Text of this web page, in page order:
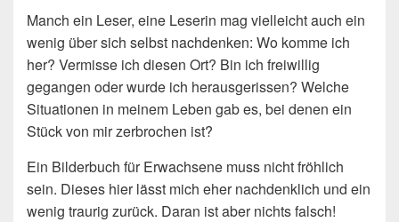
Manch ein Leser, eine Leserin mag vielleicht auch ein
wenig über sich selbst nachdenken: Wo komme ich
her? Vermisse ich diesen Ort? Bin ich freiwillig
gegangen oder wurde ich herausgerissen? Welche
Situationen in meinem Leben gab es, bei denen ein
Stück von mir zerbrochen ist?
Ein Bilderbuch für Erwachsene muss nicht fröhlich
sein. Dieses hier lässt mich eher nachdenklich und ein
wenig traurig zurück. Daran ist aber nichts falsch!